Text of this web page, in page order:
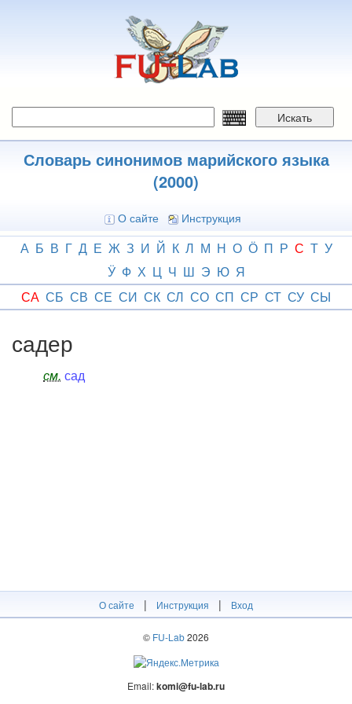
Искать
Словарь синонимов марийского языка
(2000)
О сайте Инструкция
А Б В Г Д Е Ж З И Й К Л М Н О Ӧ П Р С Т У
Ӱ Ф Х Ц Ч Ш Э Ю Я
СА СБ СВ СЕ СИ СК СЛ СО СП СР СТ СУ СЫ
садер
см. сад
О сайте | Инструкция | Вход
© FU-Lab2026
Email:komi@fu-lab.ru